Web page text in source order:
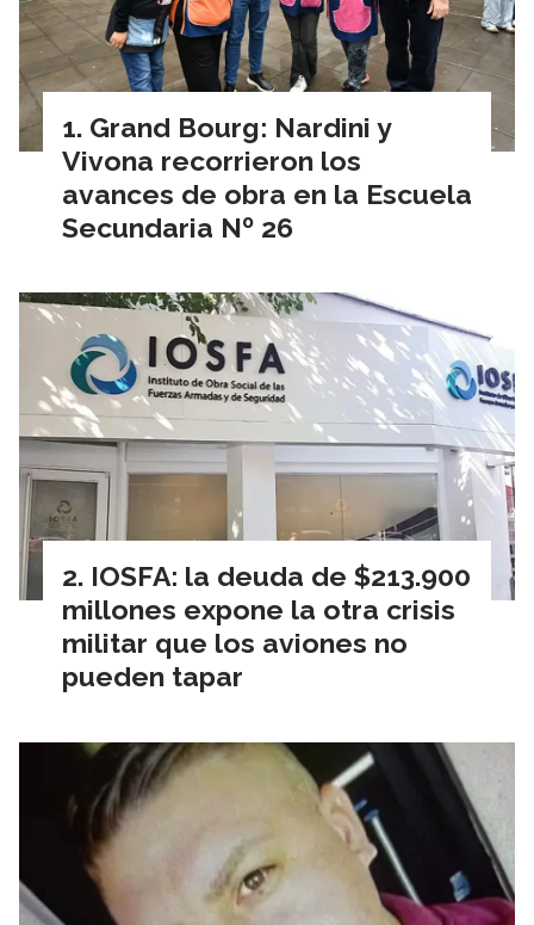
Grand Bourg: Nardini y
Vivona recorrieron los
avances de obra en la Escuela
Secundaria Nº 26
IOSFA: la deuda de $213.900
millones expone la otra crisis
militar que los aviones no
pueden tapar